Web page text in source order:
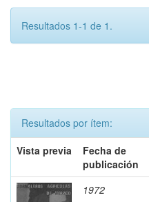
Resultados 1-1 de 1.
Resultados por ítem:
Vista previa
Fecha de
publicación
1972